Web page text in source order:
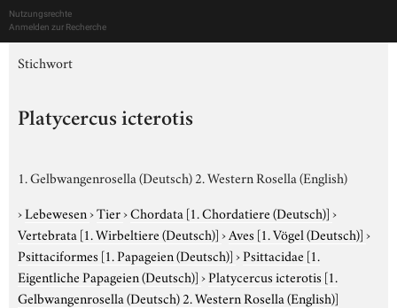
Nutzungsrechte
Anmelden zur Recherche
Stichwort
Platycercus icterotis
1. Gelbwangenrosella (Deutsch) 2. Western Rosella (English)
›Lebewesen›Tier›Chordata [1. Chordatiere (Deutsch)]›
Vertebrata [1. Wirbeltiere (Deutsch)]›Aves [1. Vögel (Deutsch)]›
Psittaciformes [1. Papageien (Deutsch)]›Psittacidae [1.
Eigentliche Papageien (Deutsch)]›Platycercus icterotis [1.
Gelbwangenrosella (Deutsch) 2. Western Rosella (English)]